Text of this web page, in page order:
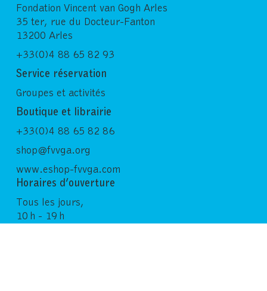
Fondation Vincent van Gogh Arles
35 ter, rue du Docteur-Fanton
13200 Arles
+33(0)4 88 65 82 93
Service réservation
Groupes et activités
Boutique et librairie
+33(0)4 88 65 82 86
shop@fvvga.org
www.eshop-fvvga.com
Horaires d’ouverture
Tous les jours,
10 h - 19 h